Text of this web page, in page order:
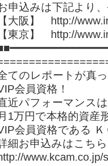
申込みは下記より
【大阪】 http://
【東京】 http://
てのレポートが真
会員資格！
近パフォーマンス
1万円で本格的資産
会員資格である
細お申込みはこちら
www.kcam.co.jp/